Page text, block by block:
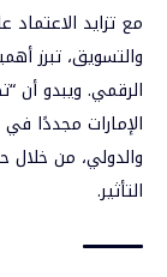
مع تزايد
والتسويق، تبرز
الرقمي. ويبدو أن
الإمارات مجددًا
والدولي، من خلال
التأثير.